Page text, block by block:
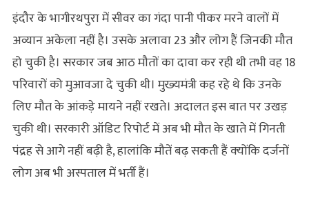
इंदौर के भागीरथपुरा में सीवर का गंदा पानी पीकर मरने वालों में
अव्यान अकेला नहीं है। उसके अलावा 23 और लोग हैं जिनकी मौत
हो चुकी है। सरकार जब आठ मौतों का दावा कर रही थी तभी वह 18
परिवारों को मुआवजा दे चुकी थी। मुख्‍यमंत्री कह रहे थे कि उनके
लिए मौत के आंकड़े मायने नहीं रखते। अदालत इस बात पर उखड़
चुकी थी। सरकारी ऑडिट रिपोर्ट में अब भी मौत के खाते में गिनती
पंद्रह से आगे नहीं बढ़ी है, हालांकि मौतें बढ़ सकती हैं क्‍योंकि दर्जनों
लोग अब भी अस्पताल में भर्ती हैं।